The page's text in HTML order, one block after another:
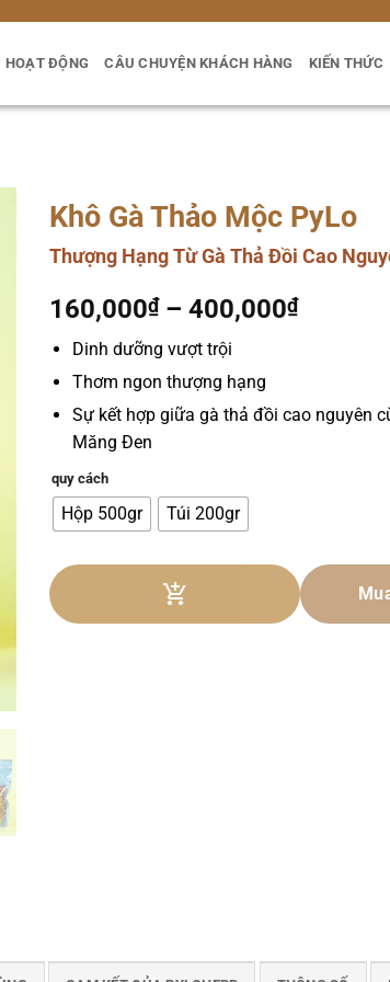
HOẠT ĐỘNG CÂU CHUYỆN KHÁCH HÀNG KIẾN THỨC
Khô Gà Thảo Mộc PyLo
Thượng Hạng Từ Gà Thả Đồi Cao
160,000₫ – 400,000₫Khoảng
đến
Dinh dưỡng vượt trội
Thơm ngon thượng hạng
Sự kết hợp giữa gà thả đồi cao nguyên
Măng Đen
quy cách
Hộp 500gr Túi 200gr